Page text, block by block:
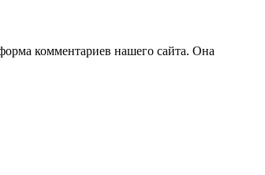
комментариев нашего сайта. Она